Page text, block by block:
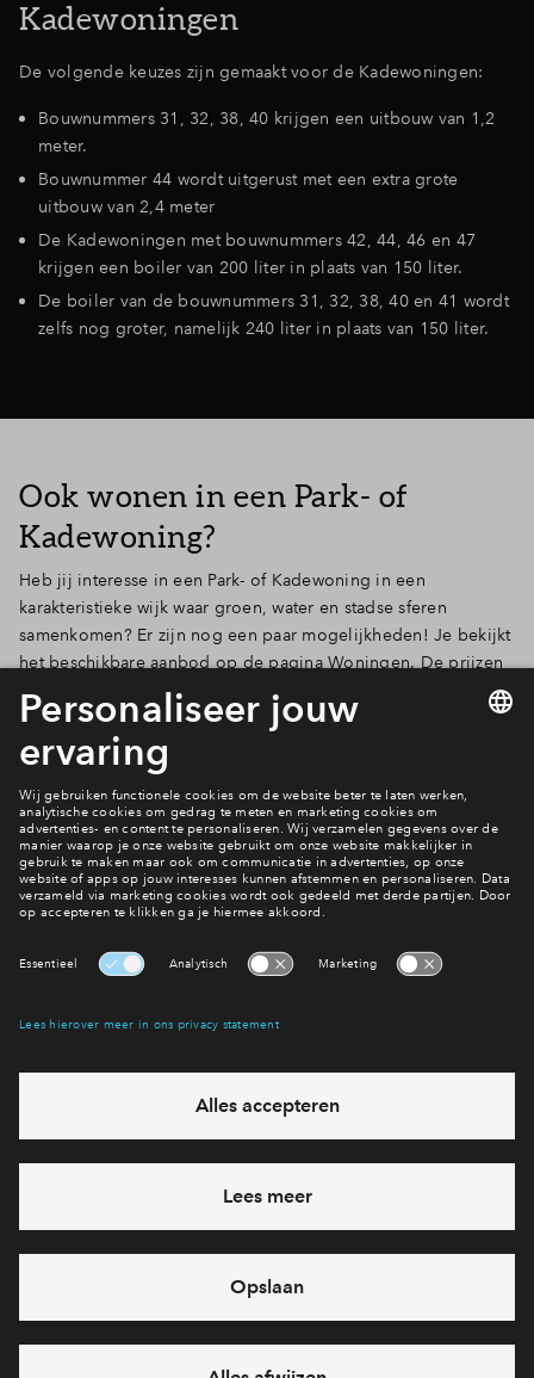
Kadewoningen
De volgende keuzes zijn gemaakt voor de Kadewoningen:
Bouwnummers 31, 32, 38, 40 krijgen een uitbouw van 1,2
meter.
Bouwnummer 44 wordt uitgerust met een extra grote
uitbouw van 2,4 meter
De Kadewoningen met bouwnummers 42, 44, 46 en 47
krijgen een boiler van 200 liter in plaats van 150 liter.
De boiler van de bouwnummers 31, 32, 38, 40 en 41 wordt
zelfs nog groter, namelijk 240 liter in plaats van 150 liter.
Ook wonen in een Park- of
Kadewoning?
Heb jij interesse in een Park- of Kadewoning in een
karakteristieke wijk waar groen, water en stadse sferen
samenkomen? Er zijn nog een paar mogelijkheden! Je bekijkt
het beschikbare aanbod op de pagina Woningen. De prijzen
die daar staan vermeld, zijn inclusief de kosten voor het reeds
gekozen meerwerk. Het is nog wel mogelijk om een keuze te
maken voor tegelwerk en sanitair en bijvoorbeeld extra
stopcontacten, loze leidingen en een laadpunt voor de auto.
Bekijk het actuele aanbod
Interesse? Meld je dan snel aan
Hiermee blijf je op de hoogte van het belangrijkste nieuws en
Ja, ik wil mij aanmelden
Heb je een vraag en wil je direct antwoord? Bel ons op
712 26 80
feestdagen)
vandaag gesloten, vrijdag zijn we vanaf
09:00 uur weer
bereikbaar